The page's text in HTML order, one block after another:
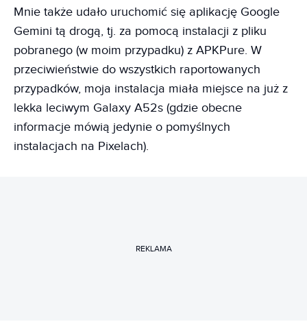
Mnie także udało uruchomić się aplikację Google
Gemini tą drogą, tj. za pomocą instalacji z pliku
pobranego (w moim przypadku) z APKPure. W
przeciwieństwie do wszystkich raportowanych
przypadków, moja instalacja miała miejsce na już z
lekka leciwym Galaxy A52s (gdzie obecne
informacje mówią jedynie o pomyślnych
instalacjach na Pixelach).
REKLAMA